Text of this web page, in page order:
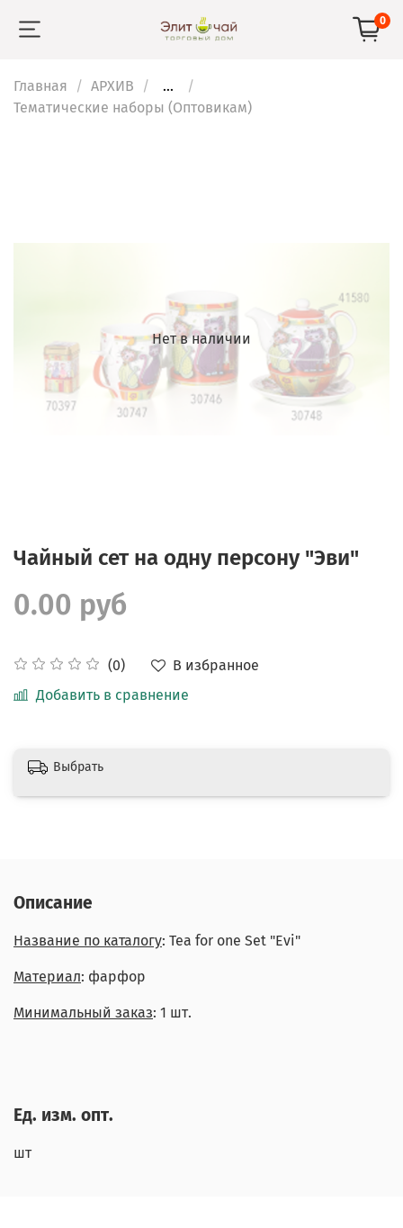
0
Главная АРХИВ
...
Тематические наборы (Оптовикам)
Нет в наличии
Чайный сет на одну персону "Эви"
(0)
В избранное
Добавить в сравнение
0.00 руб
Выбрать
Описание
Название по каталогу: Tea for one Set "Evi"
Материал: фарфор
Минимальный заказ: 1 шт.
Ед. изм. опт.
шт